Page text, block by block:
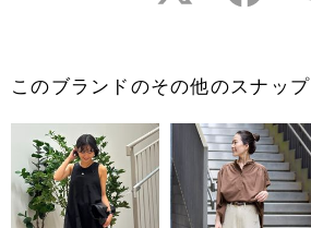
このブランドのその他のスナップ